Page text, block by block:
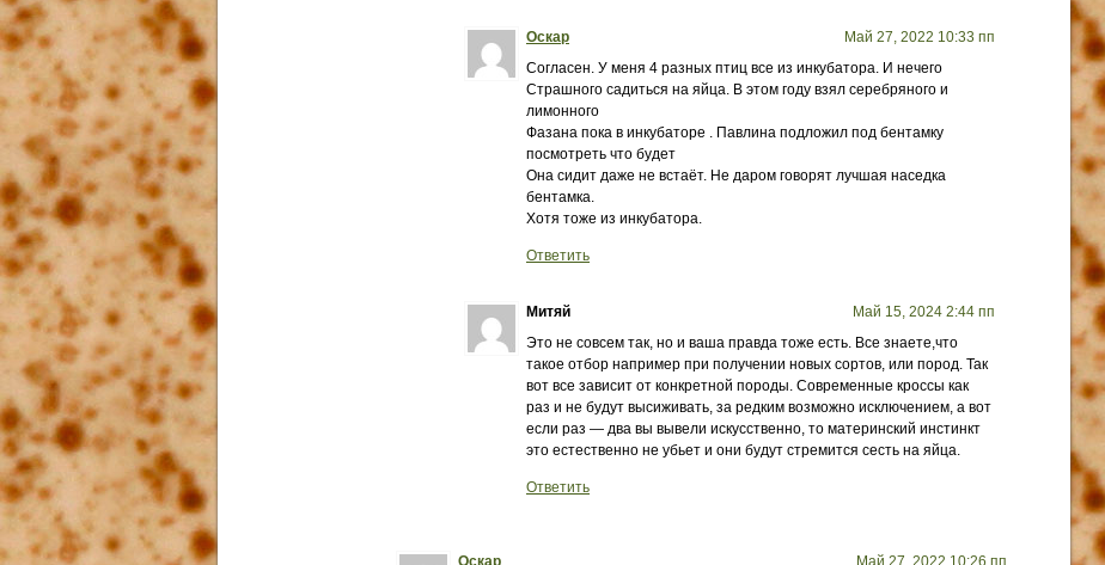
Оскар
Май 27, 2022 10:33 пп
Согласен. У меня 4 разных птиц все из инкубатора. И нечего
Страшного садиться на яйца. В этом году взял серебряного и
лимонного
Фазана пока в инкубаторе . Павлина подложил под бентамку
посмотреть что будет
Она сидит даже не встаёт. Не даром говорят лучшая наседка
бентамка.
Хотя тоже из инкубатора.
Ответить
Митяй
Май 15, 2024 2:44 пп
Это не совсем так, но и ваша правда тоже есть. Все знаете,что
такое отбор например при получении новых сортов, или пород. Так
вот все зависит от конкретной породы. Современные кроссы как
раз и не будут высиживать, за редким возможно исключением, а вот
если раз — два вы вывели искусственно, то материнский инстинкт
это естественно не убьет и они будут стремится сесть на яйца.
Ответить